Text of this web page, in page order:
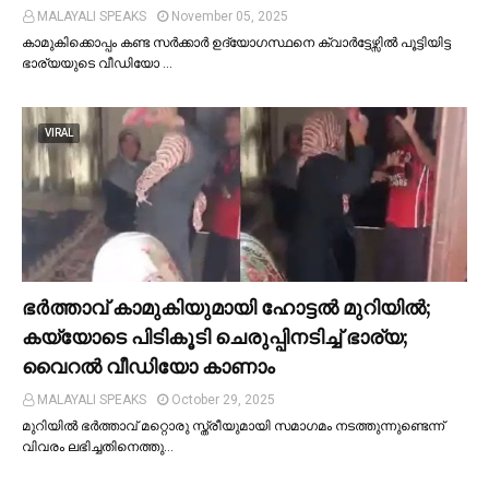
MALAYALI SPEAKS
November 05, 2025
കാമുകിക്കൊപ്പം കണ്ട സർക്കാർ ഉദ്യോഗസ്ഥനെ ക്വാർട്ടേഴ്സില്‍ പൂട്ടിയിട്ട
ഭാര്യയുടെ വീഡിയോ …
VIRAL
ഭര്‍ത്താവ് കാമുകിയുമായി ഹോട്ടല്‍ മുറിയില്‍;
കയ്യോടെ പിടികൂടി ചെരുപ്പിനടിച്ച്‌ ഭാര്യ;
വൈറൽ വീഡിയോ കാണാം
MALAYALI SPEAKS
October 29, 2025
മുറിയില്‍ ഭർത്താവ് മറ്റൊരു സ്ത്രീയുമായി സമാഗമം നടത്തുന്നുണ്ടെന്ന്
വിവരം ലഭിച്ചതിനെത്തു…